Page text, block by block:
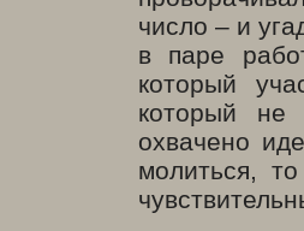
число – и
в паре
который
который не
охвачено
молиться,